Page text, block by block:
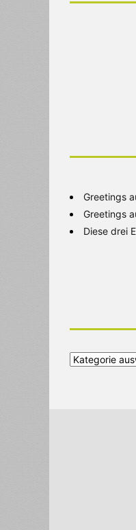
Greetings
Greetings
Diese drei
Alle